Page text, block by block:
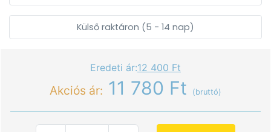
Külső raktáron (5 - 14 nap)
Eredeti ár:12 400 Ft
Akciós ár: 11 780 Ft (bruttó)